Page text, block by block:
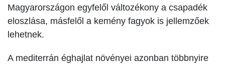
Magyarországon egyfelől változékony a csapadék
eloszlása, másfelől a kemény fagyok is jellemzőek
lehetnek.
A mediterrán éghajlat növényei azonban többnyire